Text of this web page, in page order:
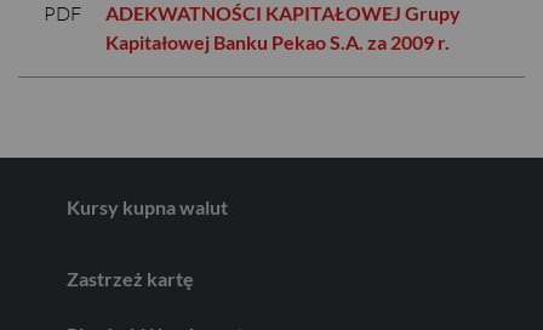
PDF
ADEKWATNOŚCI KAPITAŁOWEJ Grupy
Kapitałowej Banku Pekao S.A. za 2009 r.
Kursy kupna walut
EUR
Zastrzeż kartę